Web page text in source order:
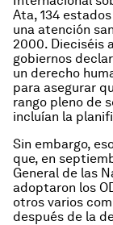
Ata, 134
una atención
2000. Dieciséis
gobiernos
un derecho
para asegurar
rango pleno de
incluían la
Sin embargo,
que, en
General de las
adoptaron los
otros varios
después de la